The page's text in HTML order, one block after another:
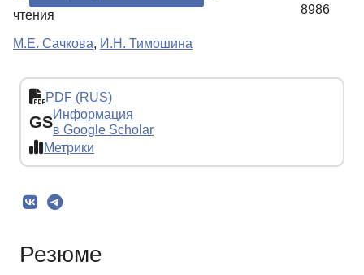
чтения
8986
М.Е. Сачкова, И.Н. Тимошина
PDF (RUS)
GSИнформация
в Google Scholar
Метрики
Резюме